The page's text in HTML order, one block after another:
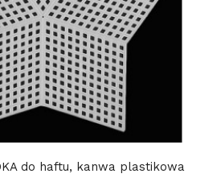
do haftu, kanwa plastikowa